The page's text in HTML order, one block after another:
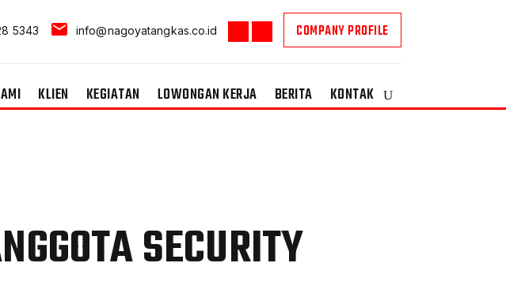
5343 info@nagoyatangkas.co.id COMPANY PROFILE
KLIEN KEGIATAN LOWONGAN KERJA BERITA KONTAK
SECURITY